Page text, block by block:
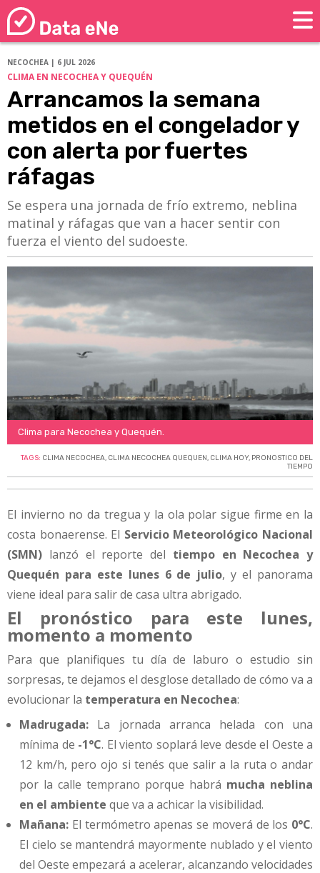
NECOCHEA | 6 JUL 2026
CLIMA EN NECOCHEA Y QUEQUÉN
Arrancamos la semana
metidos en el congelador y
con alerta por fuertes
ráfagas
Se espera una jornada de frío extremo, neblina
matinal y ráfagas que van a hacer sentir con
fuerza el viento del sudoeste.
Clima para Necochea y Quequén.
TAGS: CLIMA NECOCHEA, CLIMA NECOCHEA QUEQUEN, CLIMA HOY, PRONOSTICO DEL
TIEMPO
El invierno no da tregua y la ola polar sigue firme en la
costa bonaerense. El Servicio Meteorológico Nacional
(SMN) lanzó el reporte del tiempo en Necochea y
Quequén para este lunes 6 de julio, y el panorama
viene ideal para salir de casa ultra abrigado.
El pronóstico para este lunes,
momento a momento
Para que planifiques tu día de laburo o estudio sin
sorpresas, te dejamos el desglose detallado de cómo va a
evolucionar la temperatura en Necochea:
Madrugada: La jornada arranca helada con una
mínima de -1°C. El viento soplará leve desde el Oeste a
12 km/h, pero ojo si tenés que salir a la ruta o andar
por la calle temprano porque habrá mucha neblina
en el ambiente que va a achicar la visibilidad.
Mañana: El termómetro apenas se moverá de los 0°C.
El cielo se mantendrá mayormente nublado y el viento
del Oeste empezará a acelerar, alcanzando velocidades